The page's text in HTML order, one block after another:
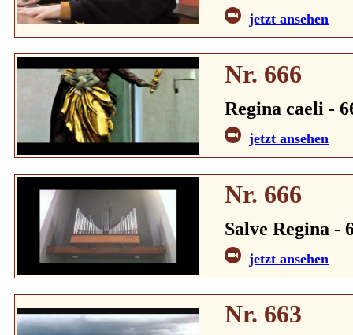
jetzt ansehen
Nr. 666
Regina caeli -
jetzt ansehen
Nr. 666
Salve Regina -
jetzt ansehen
Nr. 663